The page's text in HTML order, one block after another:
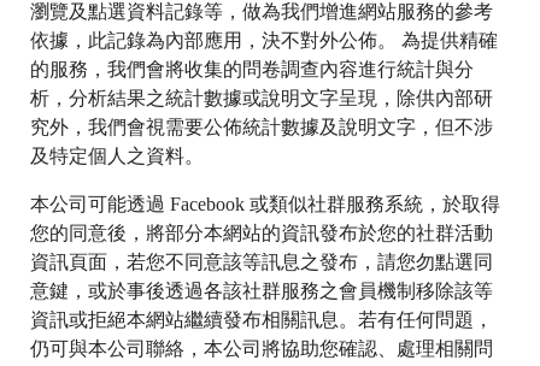
瀏覽及點選資料記錄等，做為我們增進網站服務的參考
依據，此記錄為內部應用，決不對外公佈。 為提供精確
的服務，我們會將收集的問卷調查內容進行統計與分
析，分析結果之統計數據或說明文字呈現，除供內部研
究外，我們會視需要公佈統計數據及說明文字，但不涉
及特定個人之資料。
本公司可能透過 Facebook 或類似社群服務系統，於取得
您的同意後，將部分本網站的資訊發布於您的社群活動
資訊頁面，若您不同意該等訊息之發布，請您勿點選同
意鍵，或於事後透過各該社群服務之會員機制移除該等
資訊或拒絕本網站繼續發布相關訊息。若有任何問題，
仍可與本公司聯絡，本公司將協助您確認、處理相關問